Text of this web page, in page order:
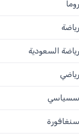
روما
رياضة
رياضة السعودية
رياضي
سسياسي
سنغافورة